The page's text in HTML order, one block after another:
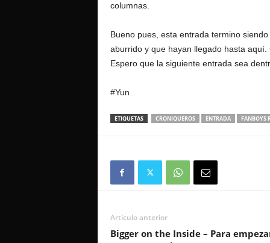
columnas.
Bueno pues, esta entrada termino
aburrido y que hayan llegado hasta
Espero que la siguiente entrada sea
#Yun
ETIQUETAS CRONIQUEROS ENTRADA FANBOYS
Artículo anterior
Bigger on the Inside – Para